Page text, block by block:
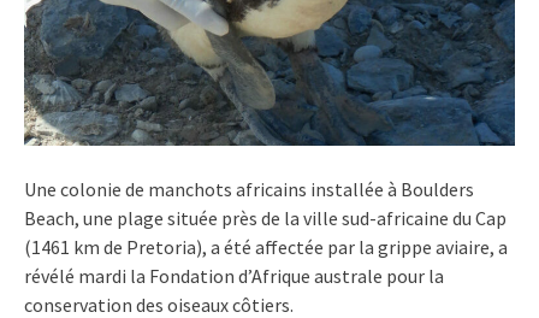
Une colonie de manchots africains installée à Boulders
Beach, une plage située près de la ville sud-africaine du Cap
(1461 km de Pretoria), a été affectée par la grippe aviaire, a
révélé mardi la Fondation d’Afrique australe pour la
conservation des oiseaux côtiers.